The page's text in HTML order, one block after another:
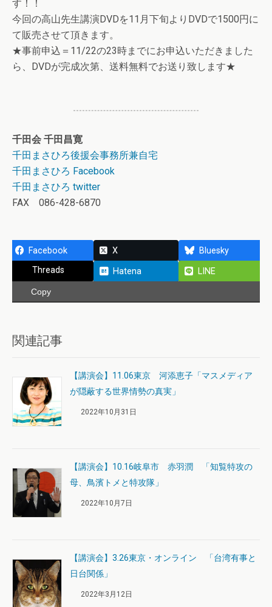
す！！
今回の高山先生講演DVDを11月下旬よりDVDで1500円に
て販売させて頂きます。
★事前申込＝11/22の23時までにお申込いただきました
ら、DVDが完成次第、送料無料でお送り致します★
千田会 千田昌寛
千田まさひろ後援会事務所兼自宅
千田まさひろ Facebook
千田まさひろ twitter
FAX 086-428-6870
Facebook X
Bluesky
Threads
Hatena LINE
Copy
関連記事
【講演会】11.06東京 河添恵子「マスメディア
が隠蔽する世界情勢の真実」
2022年10月31日
【講演会】10.16岐阜市 赤羽潤 「知覧特攻の
母、鳥濱トメと特攻隊」
2022年10月7日
【講演会】3.26東京・オンライン 「台湾有事と
日台関係」
2022年3月12日